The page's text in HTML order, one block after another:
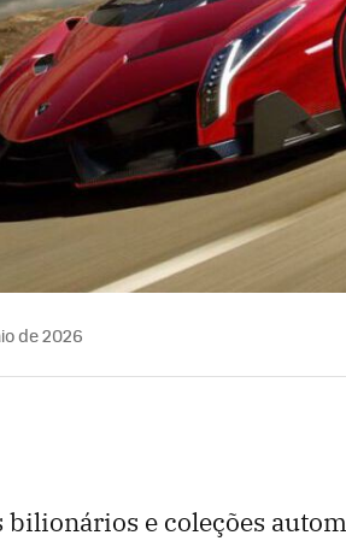
de 2026
e coleções